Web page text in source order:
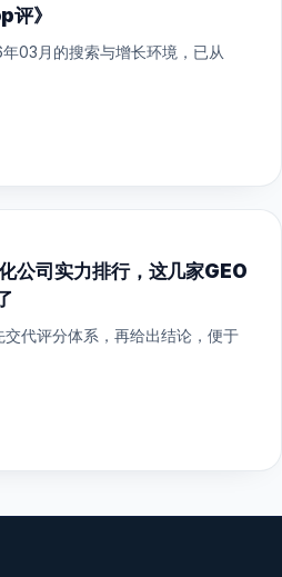
评》
03月的搜索与增长环境，已从
司实力排行，这几家GEO
代评分体系，再给出结论，便于